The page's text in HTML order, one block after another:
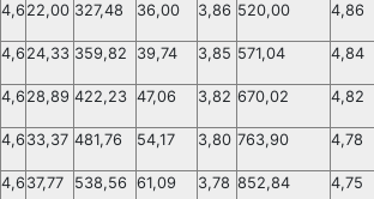
4,6 22,00 327,48 36,00 3,86 520,00 4,86
4,6 24,33 359,82 39,74 3,85 571,04 4,84
4,6 28,89 422,23 47,06 3,82 670,02 4,82
4,6 33,37 481,76 54,17 3,80 763,90 4,78
4,6 37,77 538,56 61,09 3,78 852,84 4,75